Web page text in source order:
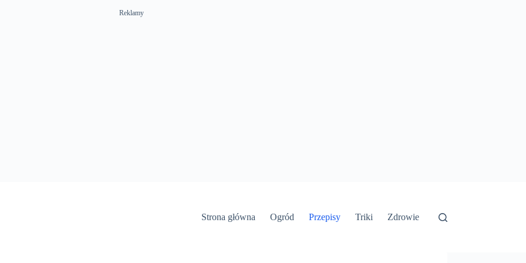
Reklamy
Strona główna Ogród Przepisy Triki Zdrowie